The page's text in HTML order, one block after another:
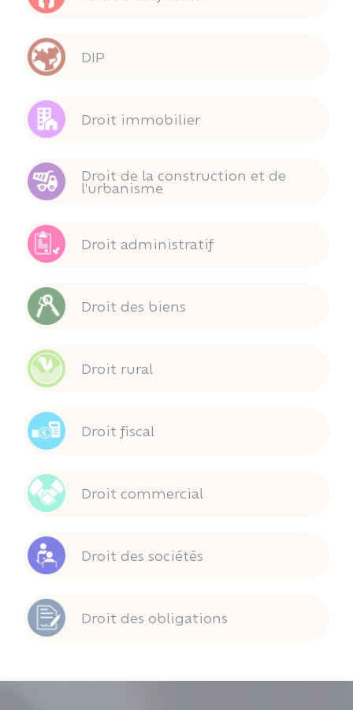
DIP
Droit immobilier
Droit de la construction et de
l'urbanisme
Droit administratif
Droit des biens
Droit rural
Droit fiscal
Droit commercial
Droit des sociétés
Droit des obligations